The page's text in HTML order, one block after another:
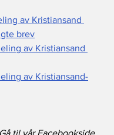
av Kristiansand
brev
av Kristiansand
av Kristiansand-